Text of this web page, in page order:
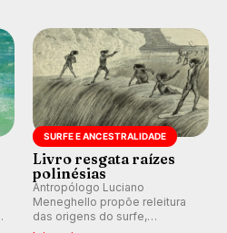
km/h em Itanhaém.
SURFE E ANCESTRALIDADE
Livro resgata raízes
polinésias
Antropólogo Luciano
Meneghello propõe releitura
das origens do surfe,